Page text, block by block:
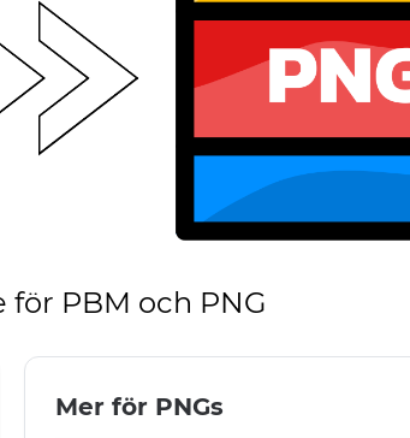
PBM och PNG
Mer för PNGs